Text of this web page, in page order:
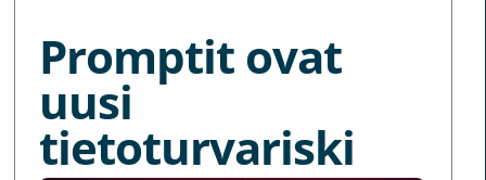
Promptit ovat
uusi
tietoturvariski